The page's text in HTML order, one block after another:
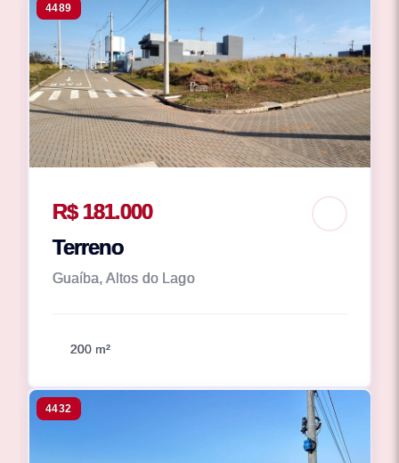
4489
R$ 181.000
Terreno
Guaíba, Altos do Lago
200 m²
4432